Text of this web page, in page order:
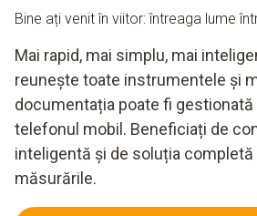
Bine ați venit în viitor: întreaga lume
Mai rapid, mai simplu, mai
reunește toate instrumentele și
documentația poate fi gestionată
telefonul mobil. Beneficiați de
inteligentă și de soluția
măsurările.